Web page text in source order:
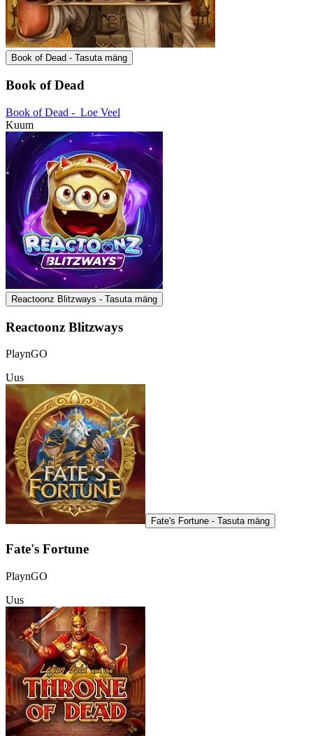
Book of Dead - Tasuta mäng
Book of Dead
Book of Dead - Loe Veel
Kuum
Reactoonz Blitzways - Tasuta mäng
Reactoonz Blitzways
PlaynGO
Uus
Fate's Fortune - Tasuta mäng
Fate's Fortune
PlaynGO
Uus